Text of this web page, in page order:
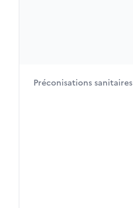
Préconisations sanitaires